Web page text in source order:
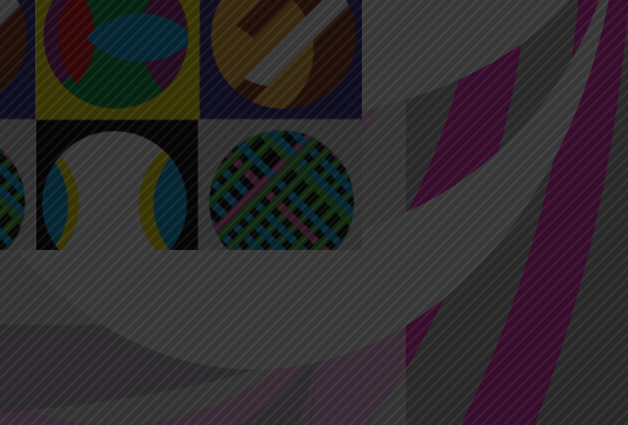
18 Juin 2022 14:00 17:45
atelier créatif tout public
MULTIBALLE avec
Grégoire Romanet